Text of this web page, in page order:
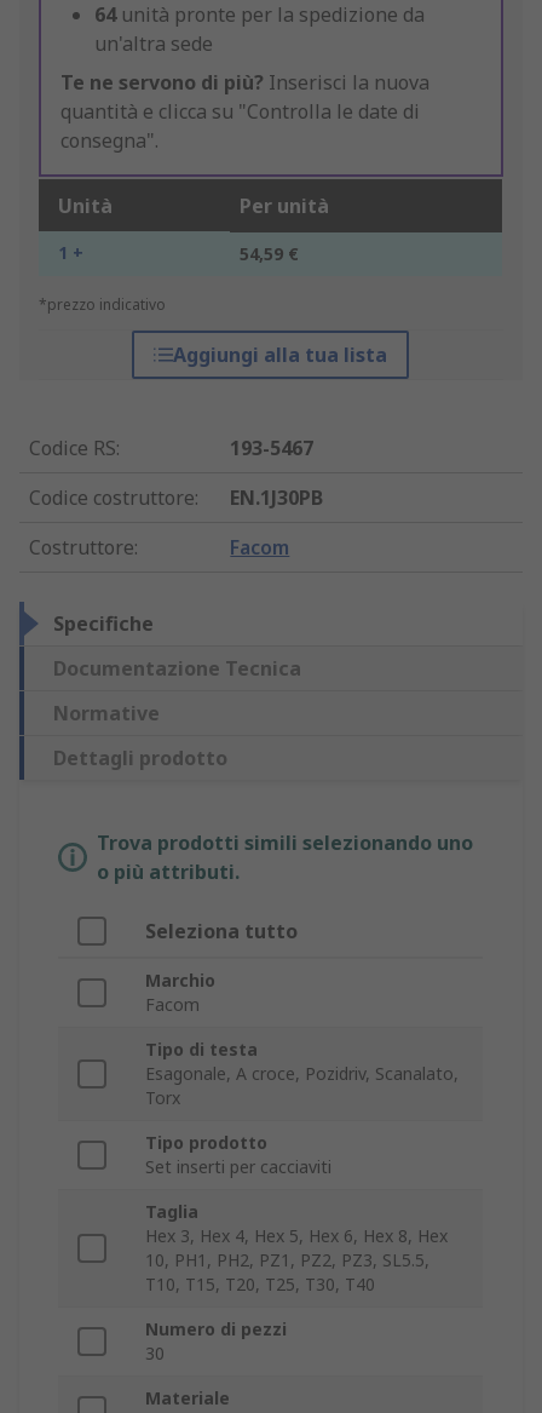
64 unità pronte per la spedizione da
un'altra sede
Te ne servono di più? Inserisci la nuova
quantità e clicca su "Controlla le date di
consegna".
Unità Per unità
1 + 54,59 €
*prezzo indicativo
Aggiungi alla tua lista
Codice RS:
193-5467
Codice costruttore:
EN.1J30PB
Costruttore: Facom
Specifiche
Documentazione Tecnica
Normative
Dettagli prodotto
Trova prodotti simili selezionando uno
o più attributi.
Seleziona tutto
Marchio
Facom
Tipo di testa
Esagonale, A croce, Pozidriv, Scanalato,
Torx
Tipo prodotto
Set inserti per cacciaviti
Taglia
Hex 3, Hex 4, Hex 5, Hex 6, Hex 8, Hex
10, PH1, PH2, PZ1, PZ2, PZ3, SL5.5,
T10, T15, T20, T25, T30, T40
Numero di pezzi
30
Materiale